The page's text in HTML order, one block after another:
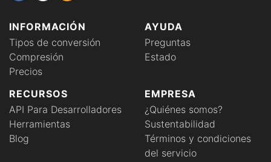
INFORMACIÓN
Tipos de conversión
Compresión
Precios
AYUDA
Preguntas
Estado
RECURSOS
API Para Desarrolladores
Herramientas
Blog
EMPRESA
¿Quiénes somos?
Sustentabilidad
Términos y condiciones
del servicio